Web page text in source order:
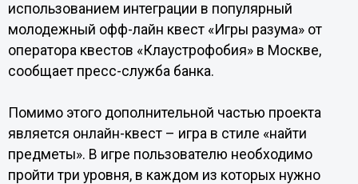
использованием интеграции в популярный
молодежный офф-лайн квест «Игры разума» от
оператора квестов «Клаустрофобия» в Москве,
сообщает пресс-служба банка.
Помимо этого дополнительной частью проекта
является онлайн-квест – игра в стиле «найти
предметы». В игре пользователю необходимо
пройти три уровня, в каждом из которых нужно